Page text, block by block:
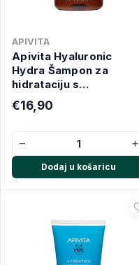
APIVITA
Apivita Hyaluronic
Hydra Šampon za
hidrataciju s
hijaluronskom kiselinom
i aloe verom, 250 ml
€16,90
− +
Dodaj u košaricu